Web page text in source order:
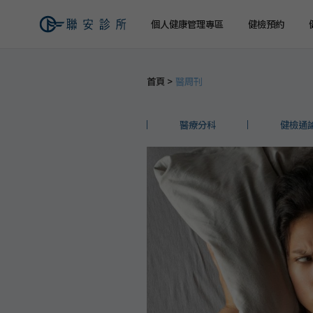
個人健康管理專區 健檢預約
健檢預約
健康檢查
關於聯安
交通資訊
首頁 醫周刊
醫療分科 健檢通